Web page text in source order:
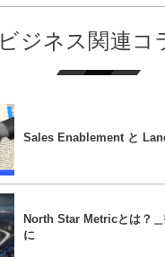
ビジネス関連コ
Sales Enablement と
North Star Metricとは？
に